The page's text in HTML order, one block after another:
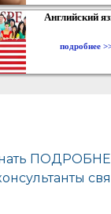
Английский
подробнее